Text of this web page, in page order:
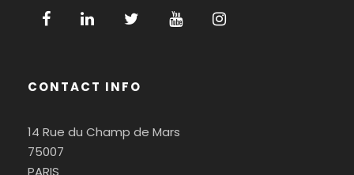
CONTACT INFO
14 Rue du Champ de Mars
75007
PARIS